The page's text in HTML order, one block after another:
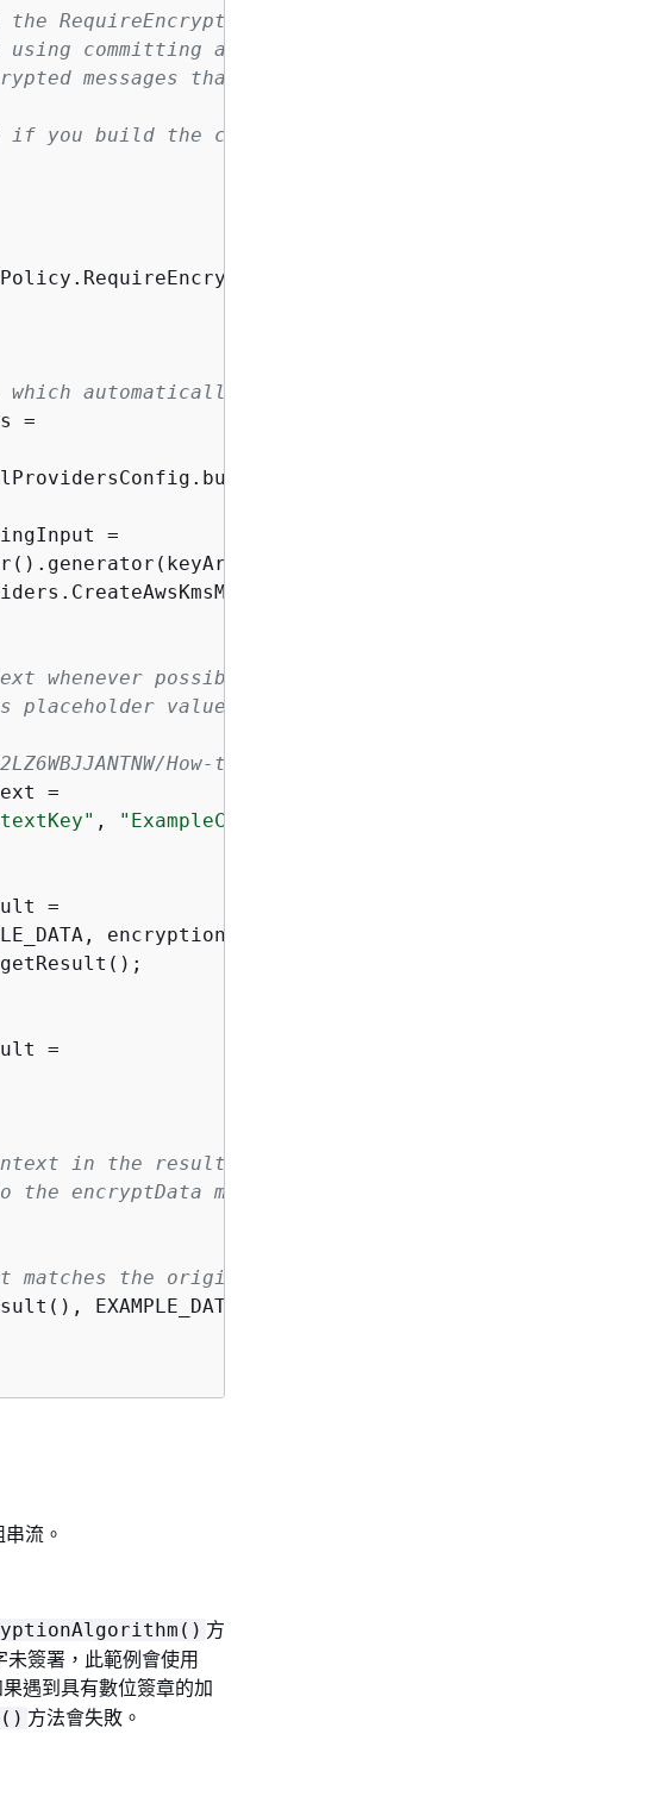
RequireEncryptRequireDecrypt commitment policy,
committing algorithm suites and enforces
messages that were created with a committing
if you build the client with
automatically creates the KMS client.
=
=
whenever possible
values.
How-to-Protect-the-Integrity-of-Your-
=
, "ExampleContextValue"
=
encryptionContext);
=
in the result contains the
encryptData method
the original plaintext
EXAMPLE_DATA);
流。
方
簽署，此範例會使用
遇到具有數位簽章的加
方法會失敗。